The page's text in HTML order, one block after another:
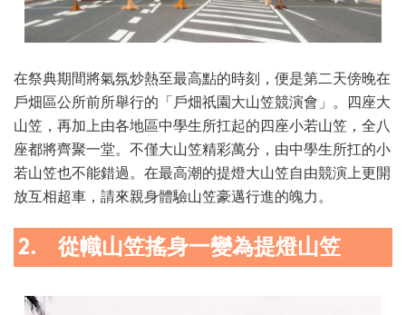
在祭典期間將氣氛炒熱至最高點的時刻，便是第二天傍晚在
戶畑區公所前所舉行的「戶畑祇園大山笠競演會」。四座大
山笠，再加上由各地區中學生所扛起的四座小若山笠，全八
座都將齊聚一堂。不僅大山笠精彩萬分，由中學生所扛的小
若山笠也不能錯過。在最高潮的提燈大山笠自由競演上更開
放互相超車，請來親身體驗山笠豪邁行進的魄力。
2. 從幟山笠搖身一變為提燈山笠